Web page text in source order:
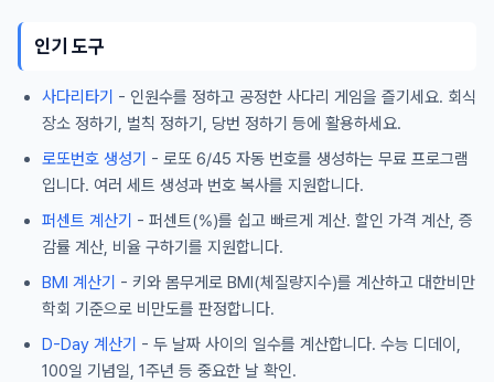
인기 도구
사다리타기 - 인원수를 정하고 공정한 사다리 게임을 즐기세요. 회식
장소 정하기, 벌칙 정하기, 당번 정하기 등에 활용하세요.
로또번호 생성기 - 로또 6/45 자동 번호를 생성하는 무료 프로그램
입니다. 여러 세트 생성과 번호 복사를 지원합니다.
퍼센트 계산기 - 퍼센트(%)를 쉽고 빠르게 계산. 할인 가격 계산, 증
감률 계산, 비율 구하기를 지원합니다.
BMI 계산기 - 키와 몸무게로 BMI(체질량지수)를 계산하고 대한비만
학회 기준으로 비만도를 판정합니다.
D-Day 계산기 - 두 날짜 사이의 일수를 계산합니다. 수능 디데이,
100일 기념일, 1주년 등 중요한 날 확인.